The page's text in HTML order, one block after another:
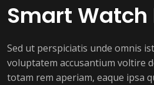
Smart Watch
Sed ut perspiciatis unde omnis
voluptatem accusantium voltire
totam rem aperiam, eaque ipsa